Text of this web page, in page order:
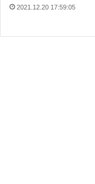
2021.12.20 17:59:05